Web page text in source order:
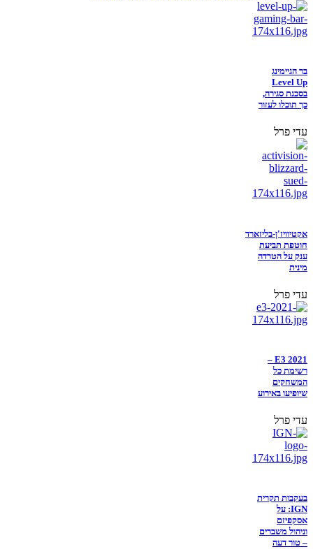
בר הגיימינג
Level Up
בסכנת סגירה,
כך תוכלו לעזור
עדי פרל
אקטיוויז'ן-בליזארד
חוטפת תביעת
ענק על הטרדה
מינית
עדי פרל
E3 2021 –
רשימת כל
המשחקים
שיופיעו באירוע
עדי פרל
בעקבות תקרית
IGN: על
אסקפיזם
וניהול משברים
– טור דעה